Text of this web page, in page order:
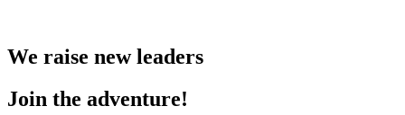
We raise new leaders
Join the adventure!